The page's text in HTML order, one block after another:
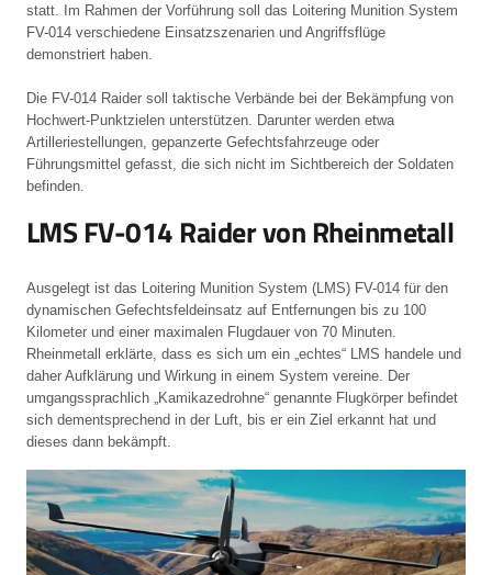
statt. Im Rahmen der Vorführung soll das Loitering Munition System
FV-014 verschiedene Einsatzszenarien und Angriffsflüge
demonstriert haben.
Die FV-014 Raider soll taktische Verbände bei der Bekämpfung von
Hochwert-Punktzielen unterstützen. Darunter werden etwa
Artilleriestellungen, gepanzerte Gefechtsfahrzeuge oder
Führungsmittel gefasst, die sich nicht im Sichtbereich der Soldaten
befinden.
LMS FV-014 Raider von Rheinmetall
Ausgelegt ist das Loitering Munition System (LMS) FV-014 für den
dynamischen Gefechtsfeldeinsatz auf Entfernungen bis zu 100
Kilometer und einer maximalen Flugdauer von 70 Minuten.
Rheinmetall erklärte, dass es sich um ein „echtes“ LMS handele und
daher Aufklärung und Wirkung in einem System vereine. Der
umgangssprachlich „Kamikazedrohne“ genannte Flugkörper befindet
sich dementsprechend in der Luft, bis er ein Ziel erkannt hat und
dieses dann bekämpft.